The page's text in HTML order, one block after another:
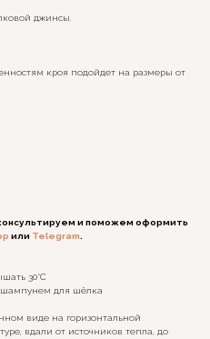
джинсы.
кроя подойдет на размеры от
и поможем оформить
или Telegram
30°C
шампунем для шёлка
виде на горизонтальной
вдали от источников тепла, до